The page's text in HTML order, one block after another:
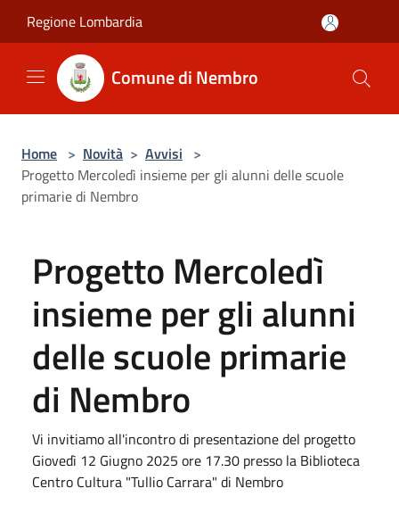
Regione Lombardia
Comune di Nembro
Home > Novità > Avvisi >
Progetto Mercoledì insieme per gli alunni delle scuole
primarie di Nembro
Progetto Mercoledì
insieme per gli alunni
delle scuole primarie
di Nembro
Vi invitiamo all'incontro di presentazione del progetto
Giovedì 12 Giugno 2025 ore 17.30 presso la Biblioteca
Centro Cultura "Tullio Carrara" di Nembro